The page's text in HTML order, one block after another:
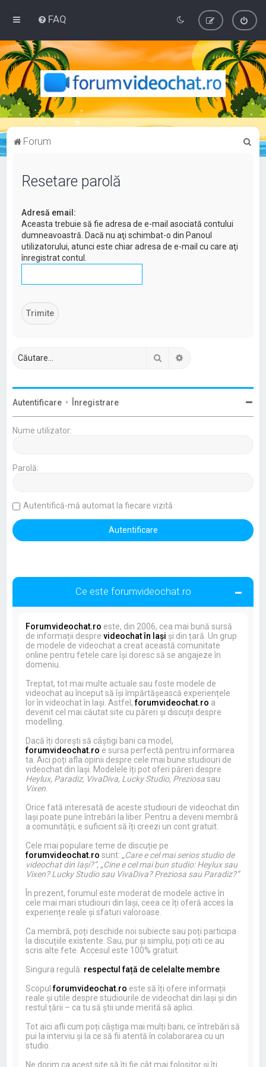
FAQ
Forum
Resetare parolă
Adresă email:
Aceasta trebuie să fie adresa de e-mail asociată contului
dumneavoastră. Dacă nu aţi schimbat-o din Panoul
utilizatorului, atunci este chiar adresa de e-mail cu care aţi
înregistrat contul.
Căutare
Autentificare • Înregistrare
Nume utilizator:
Parolă:
Autentifică-mă automat la fiecare vizită
Ce este forumvideochat.ro
Forumvideochat.ro este, din 2006, cea mai bună sursă
de informații desprevideochat în Iași și din țară. Un grup
de modele de videochat a creat această comunitate
online pentru fetele care își doresc să se angajeze în
domeniu.
Treptat, tot mai multe actuale sau foste modele de
videochat au început să își împărtășească experiențele
lor în videochat în Iași. Astfel,forumvideochat.ro a
devenit cel mai căutat site cu păreri și discuții despre
modelling.
Dacă îți dorești să câștigi bani ca model,
forumvideochat.ro e sursa perfectă pentru informarea
ta. Aici poți afla opinii despre cele mai bune studiouri de
videochat din Iași. Modelele îți pot oferi păreri despre
Heylux, Paradiz, VivaDiva, Lucky Studio, Preziosasau
Vixen
Orice fată interesată de aceste studiouri de videochat din
Iași poate pune întrebări la liber. Pentru a deveni membră
a comunității, e suficient să îți creezi un cont gratuit.
Cele mai populare teme de discuție pe
forumvideochat.ro sunt: „Care e cel mai serios studio de
videochat din Iași?”, „Cine e cel mai bun studio: Heylux sau
Vixen? Lucky Studio sau VivaDiva? Preziosa sau Paradiz?”
În prezent, forumul este moderat de modele active în
cele mai mari studiouri din Iași, ceea ce îți oferă acces la
experiențe reale și sfaturi valoroase.
Ca membră, poți deschide noi subiecte sau poți participa
la discuțiile existente. Sau, pur și simplu, poți citi ce au
scris alte fete. Accesul este 100% gratuit.
Singura regulă: respectul față de celelalte membre
Scopulforumvideochat.ro este să îți ofere informații
reale și utile despre studiourile de videochat din Iași și din
restul țării – ca tu să știi unde merită să aplici.
Tot aici afli cum poți câștiga mai mulți bani, ce întrebări să
pui la interviu și la ce să fii atentă în colaborarea cu un
studio.
Ne dorim ca acest site să îți fie cât mai folositor și îți